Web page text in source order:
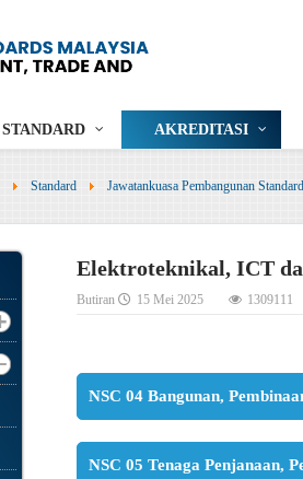
STANDARD AKREDITASI
Standard Jawatankuasa Pembangunan Standard
Elektroteknikal, ICT
Butiran 15 Mei 2025 1309111
NSC 04 Bangunan,
NSC 05 Tenaga Penjanaan,